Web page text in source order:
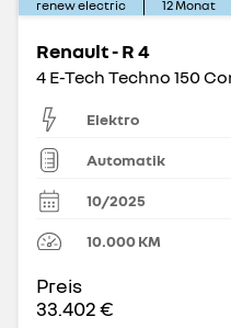
renew electric 12Monat
Renault - R 4
4 E-Tech Techno 150
Elektro
Automatik
10/2025
10.000KM
Preis
33.402 €